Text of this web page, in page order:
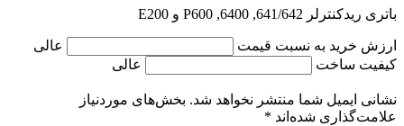
باتری ریدکنترلر 641/642, 6400, P600 و E200
ارزش خرید به نسبت قیمت
عالی
کیفیت ساخت
عالی
نشانی ایمیل شما منتشر نخواهد شد. بخش‌های موردنیاز
علامت‌گذاری شده‌اند *